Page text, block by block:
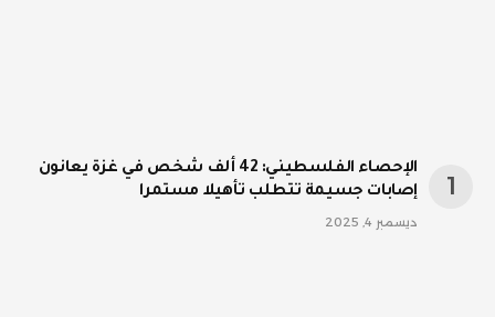
الإحصاء الفلسطيني: 42 ألف شخص في غزة يعانون
إصابات جسيمة تتطلب تأهيلا مستمرا
ديسمبر 4, 2025